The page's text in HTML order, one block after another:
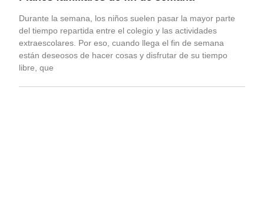
Durante la semana, los niños suelen pasar la mayor parte
del tiempo repartida entre el colegio y las actividades
extraescolares. Por eso, cuando llega el fin de semana
están deseosos de hacer cosas y disfrutar de su tiempo
libre, que